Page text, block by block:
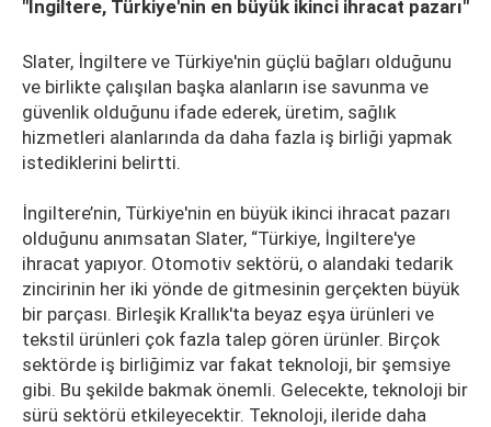
"İngiltere, Türkiye'nin en büyük ikinci ihracat pazarı"
Slater, İngiltere ve Türkiye'nin güçlü bağları olduğunu
ve birlikte çalışılan başka alanların ise savunma ve
güvenlik olduğunu ifade ederek, üretim, sağlık
hizmetleri alanlarında da daha fazla iş birliği yapmak
istediklerini belirtti.
İngiltere’nin, Türkiye'nin en büyük ikinci ihracat pazarı
olduğunu anımsatan Slater, “Türkiye, İngiltere'ye
ihracat yapıyor. Otomotiv sektörü, o alandaki tedarik
zincirinin her iki yönde de gitmesinin gerçekten büyük
bir parçası. Birleşik Krallık'ta beyaz eşya ürünleri ve
tekstil ürünleri çok fazla talep gören ürünler. Birçok
sektörde iş birliğimiz var fakat teknoloji, bir şemsiye
gibi. Bu şekilde bakmak önemli. Gelecekte, teknoloji bir
sürü sektörü etkileyecektir. Teknoloji, ileride daha